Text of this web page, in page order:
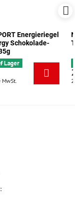
Energieriegel
Schokolade-
Lager
MwSt.